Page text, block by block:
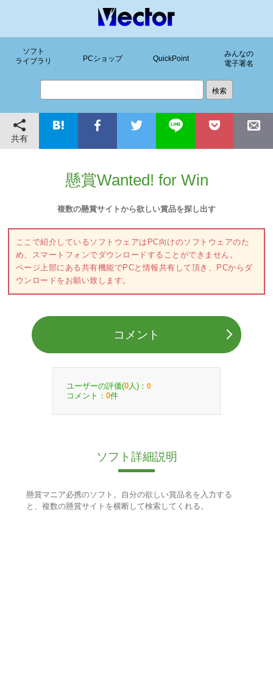
ソフト
ライブラリ
PCショップ QuickPoint
みんなの
電子署名
共有
懸賞Wanted! for Win
複数の懸賞サイトから欲しい賞品を探し出す
ここで紹介しているソフトウェアはPC向けのソフトウェアのた
め、スマートフォンでダウンロードすることができません。
ページ上部にある共有機能でPCと情報共有して頂き、PCからダ
ウンロードをお願い致します。
コメント
ユーザーの評価(0 人)： 0
コメント： 0件
ソフト詳細説明
懸賞マニア必携のソフト。自分の欲しい賞品名を入力する
と、複数の懸賞サイトを横断して検索してくれる。